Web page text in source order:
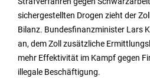
sichergestellten Drogen zieht der
Bilanz. Bundesfinanzminister Lars
an, dem Zoll zusätzliche
mehr Effektivität im Kampf gegen
illegale Beschäftigung.